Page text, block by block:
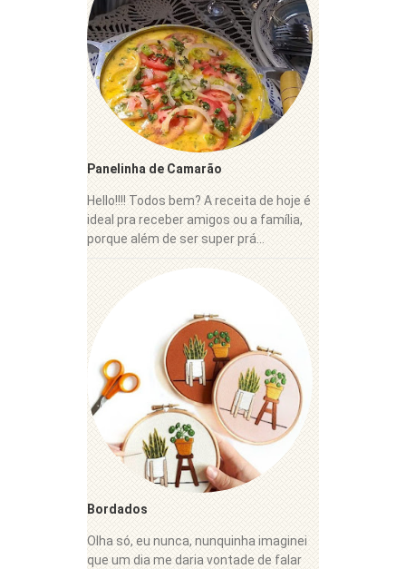
Panelinha de Camarão
Hello!!!! Todos bem? A receita de hoje é
ideal pra receber amigos ou a família,
porque além de ser super prá...
Bordados
Olha só, eu nunca, nunquinha imaginei
que um dia me daria vontade de falar